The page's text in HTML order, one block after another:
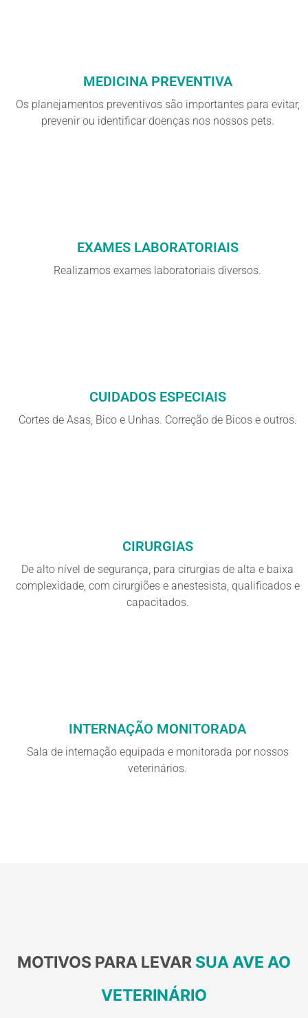
MEDICINA PREVENTIVA
Os planejamentos preventivos são importantes para evitar,
prevenir ou identificar doenças nos nossos pets.
EXAMES LABORATORIAIS
Realizamos exames laboratoriais diversos.
CUIDADOS ESPECIAIS
Cortes de Asas, Bico e Unhas. Correção de Bicos e outros.
CIRURGIAS
De alto nível de segurança, para cirurgias de alta e baixa
complexidade, com cirurgiões e anestesista, qualificados e
capacitados.
INTERNAÇÃO MONITORADA
Sala de internação equipada e monitorada por nossos
veterinários.
MOTIVOS PARA LEVAR SUA AVE AO
VETERINÁRIO